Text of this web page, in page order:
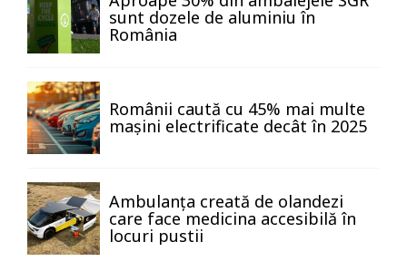
sunt dozele de aluminiu în
România
Românii caută cu 45% mai multe
mașini electrificate decât în 2025
Ambulanța creată de olandezi
care face medicina accesibilă în
locuri pustii